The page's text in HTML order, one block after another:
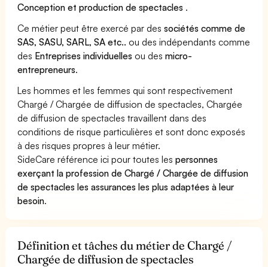
Conception et production de spectacles .
Ce métier peut être exercé par dessociétés comme de
SAS, SASU, SARL, SA etc.. ou des indépendants comme
des Entreprises individuelles ou desmicro-
entrepreneurs.
Les hommes et les femmes qui sont respectivement
Chargé / Chargée de diffusion de spectacles, Chargée
de diffusion de spectacles travaillent dans des
conditions de risque particulières et sont donc exposés
à des risques propres à leur métier.
SideCare référence ici pour toutes lespersonnes
exerçant la profession de Chargé / Chargée de diffusion
de spectacles les assurances les plus adaptées à leur
besoin.
Définition et tâches du métier de Chargé /
Chargée de diffusion de spectacles